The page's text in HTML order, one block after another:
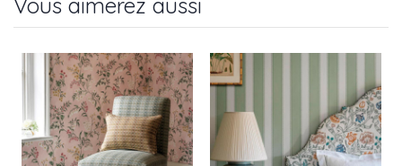
Vous aimerez aussi